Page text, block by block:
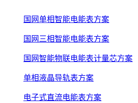
国网单相智能电能表方案
国网三相智能电能表方案
国网智能物联电能表计量芯方案
单相液晶导轨表方案
电子式直流电能表方案